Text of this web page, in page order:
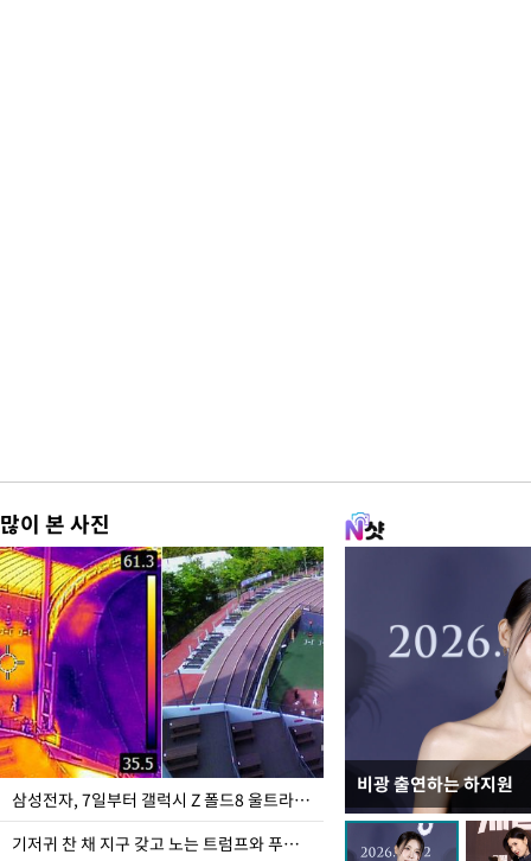
많이 본 사진
삼성전자, 7일부터 갤럭시 Z 폴드8 울트라·폴드8·플립8 출시
기저귀 찬 채 지구 갖고 노는 트럼프와 푸틴 형상 미로
비광 출연하는 하지원
이재명 대통령, "수사
선 다해 강구해야"